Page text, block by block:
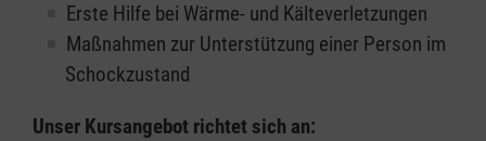
Erste Hilfe bei Wärme- und Kälteverletzungen
Maßnahmen zur Unterstützung einer Person im
Schockzustand
Unser Kursangebot richtet sich an: